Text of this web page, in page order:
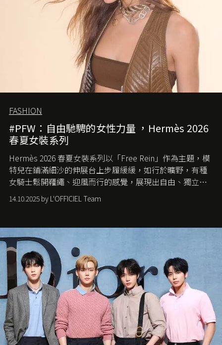
FASHION
#PFW：自由馳騁的女性力量 ，Hermès 2026
春夏女裝系列
Hermès 2026 春夏女裝系列以「Free Rein」作為主題，模
特兒在鋪滿細沙的伸展台上步履緩緩，如行於曠野，有種
女騎士鬆開韁繩、迎風而行的感覺，展現出自由、獨立與
從容的態度。
14.10.2025 by L'OFFICIEL Team